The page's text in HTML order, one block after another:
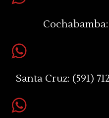
Cochabamba:
Santa Cruz: (591)